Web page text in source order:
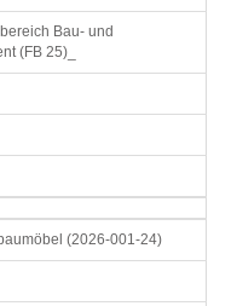
Bau- und
(FB 25)_
(2026-001-24)